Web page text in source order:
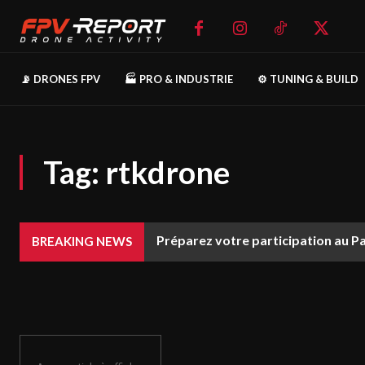
📡 DRONES FPV 🏭 PRO & INDUSTRIE ⚙️ TUNING & BUILD
Tag: rtkdrone
BREAKING NEWS Préparez votre participation au